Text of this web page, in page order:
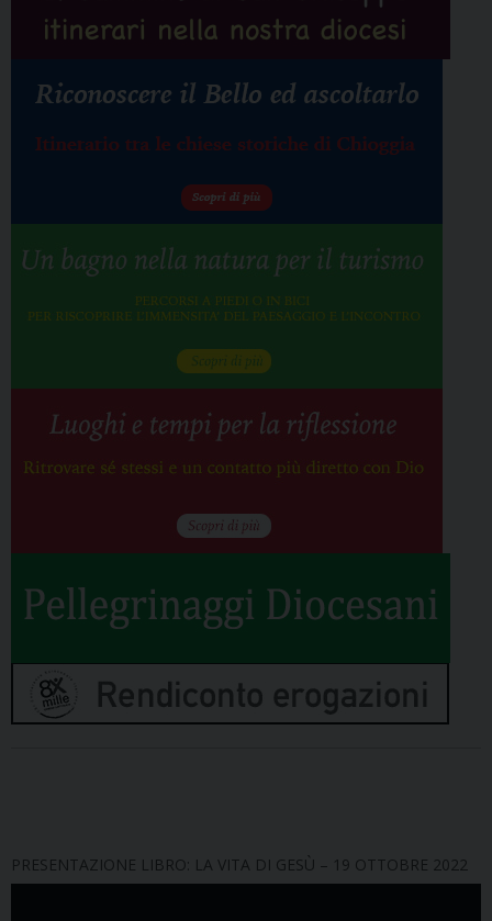
PRESENTAZIONE LIBRO: LA VITA DI GESÙ – 19 OTTOBRE 2022